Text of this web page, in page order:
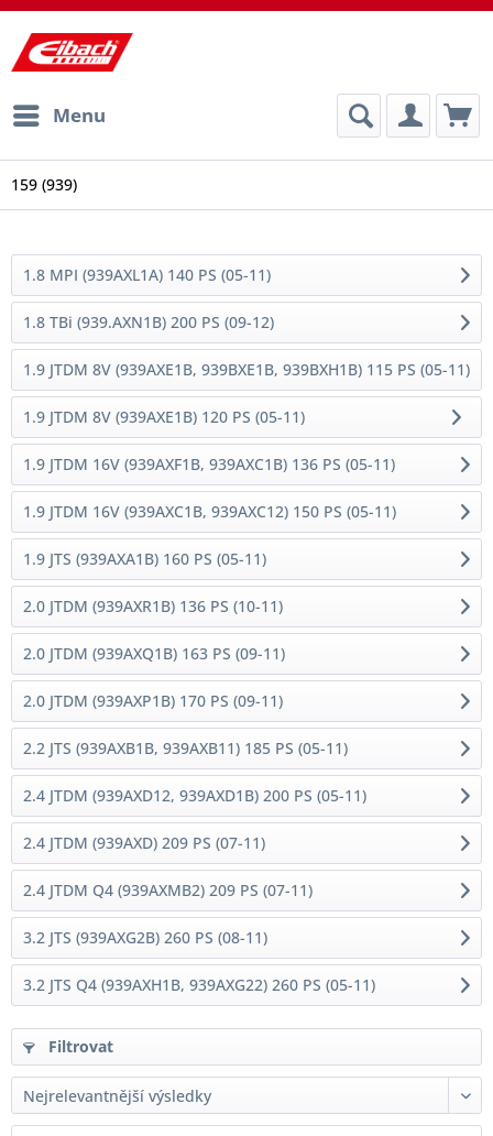
Menu
159 (939)
1.8 MPI (939AXL1A) 140 PS (05-11)
1.8 TBi (939.AXN1B) 200 PS (09-12)
1.9 JTDM 8V (939AXE1B, 939BXE1B, 939BXH1B) 115 PS (05-11)
1.9 JTDM 8V (939AXE1B) 120 PS (05-11)
1.9 JTDM 16V (939AXF1B, 939AXC1B) 136 PS (05-11)
1.9 JTDM 16V (939AXC1B, 939AXC12) 150 PS (05-11)
1.9 JTS (939AXA1B) 160 PS (05-11)
2.0 JTDM (939AXR1B) 136 PS (10-11)
2.0 JTDM (939AXQ1B) 163 PS (09-11)
2.0 JTDM (939AXP1B) 170 PS (09-11)
2.2 JTS (939AXB1B, 939AXB11) 185 PS (05-11)
2.4 JTDM (939AXD12, 939AXD1B) 200 PS (05-11)
2.4 JTDM (939AXD) 209 PS (07-11)
2.4 JTDM Q4 (939AXMB2) 209 PS (07-11)
3.2 JTS (939AXG2B) 260 PS (08-11)
3.2 JTS Q4 (939AXH1B, 939AXG22) 260 PS (05-11)
Filtrovat